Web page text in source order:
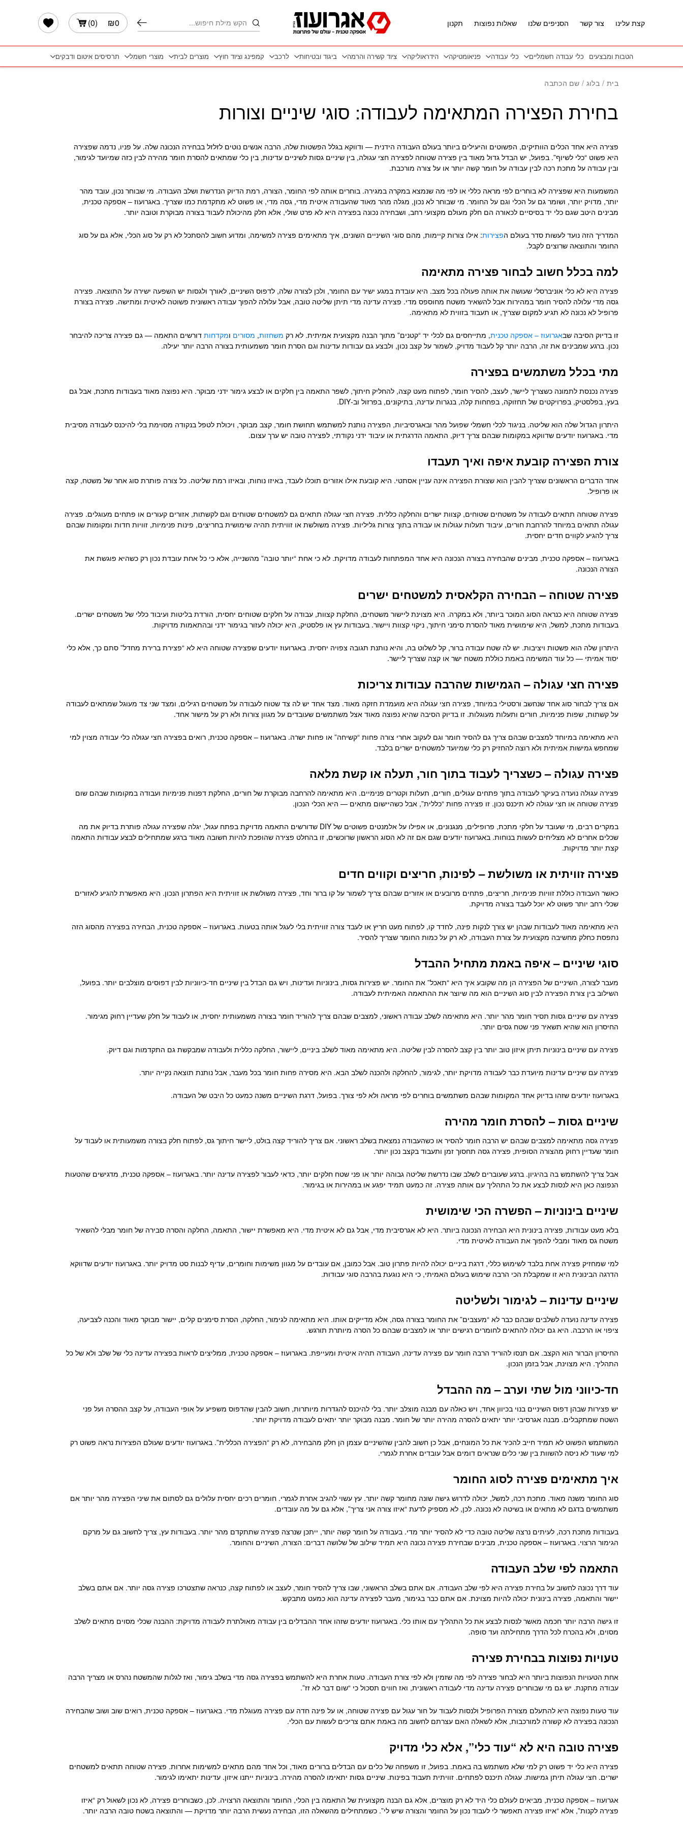
חיפוש
₪0
(
0
)
קצת עלינו
צור קשר הסניפים שלנו שאלות נפוצות תקנון
הטבות ומבצעים כלי עבודה חשמליים כלי עבודה פניאומטיקה הידראוליקה ציוד קשירה והרמה ביגוד ובטיחות לרכב קמפינג וציוד חוץ מוצרים לבית מוצרי חשמל תרסיסים איטום ודבקים
בית / בלוג / שם הכתבה
בחירת הפצירה המתאימה לעבודה: סוגי שיניים וצורות
פצירה היא אחד הכלים הוותיקים, הפשוטים והיעילים ביותר בעולם העבודה הידנית — ודווקא בגלל הפשטות שלה, הרבה אנשים נוטים לזלזל בבחירה הנכונה שלה. על פניו, נדמה שפצירה
היא פשוט “כלי לשיוף”. בפועל, יש הבדל גדול מאוד בין פצירה שטוחה לפצירה חצי עגולה, בין שיניים גסות לשיניים עדינות, בין כלי שמתאים להסרת חומר מהירה לבין כזה שמיועד לגימור,
ובין עבודה על מתכת רכה לבין עבודה על חומר קשה יותר או על צורה מורכבת.
המשמעות היא שפצירה לא בוחרים לפי מראה כללי או לפי מה שנמצא במקרה במגירה. בוחרים אותה לפי החומר, הצורה, רמת הדיוק הנדרשת ושלב העבודה. מי שבוחר נכון, עובד מהר
יותר, מדויק יותר, ושומר גם על הכלי וגם על החומר. מי שבוחר לא נכון, מגלה מהר מאוד שהעבודה איטית מדי, גסה מדי, או פשוט לא מתקדמת כמו שצריך. באגרועוז – אספקה טכנית,
מבינים היטב שגם כלי יד בסיסיים לכאורה הם חלק מעולם מקצועי רחב, ושבחירה נכונה בפצירה היא לא פרט שולי, אלא חלק מהיכולת לעבוד בצורה מבוקרת וטובה יותר.
המדריך הזה נועד לעשות סדר בעולם הפצירות: אילו צורות קיימות, מהם סוגי השיניים השונים, איך מתאימים פצירה למשימה, ומדוע חשוב להסתכל לא רק על סוג הכלי, אלא גם על סוג
החומר והתוצאה שרוצים לקבל.
למה בכלל חשוב לבחור פצירה מתאימה
פצירה היא לא כלי אוניברסלי שעושה את אותה פעולה בכל מצב. היא עובדת במגע ישיר עם החומר, ולכן לצורה שלה, לדפוס השיניים, לאורך ולגסות יש השפעה ישירה על התוצאה. פצירה
גסה מדי עלולה להסיר חומר במהירות אבל להשאיר משטח מחוספס מדי. פצירה עדינה מדי תיתן שליטה טובה, אבל עלולה להפוך עבודה ראשונית פשוטה לאיטית ומתישה. פצירה בצורת
פרופיל לא נכונה לא תגיע למקום שצריך, או תעבוד בזווית לא מתאימה.
זו בדיוק הסיבה שבאגרועוז – אספקה טכנית, מתייחסים גם לכלי יד “קטנים” מתוך הבנה מקצועית אמיתית. לא רק משחזות, מסורים ומקדחות דורשים התאמה — גם פצירה צריכה להיבחר
נכון. ברגע שמבינים את זה, הרבה יותר קל לעבוד מדויק, לשמור על קצב נכון, ולבצע גם עבודות עדינות וגם הסרת חומר משמעותית בצורה הרבה יותר יעילה.
מתי בכלל משתמשים בפצירה
פצירה נכנסת לתמונה כשצריך ליישר, לעצב, להסיר חומר, לפתוח מעט קצה, להחליק חיתוך, לשפר התאמה בין חלקים או לבצע גימור ידני מבוקר. היא נפוצה מאוד בעבודות מתכת, אבל גם
בעץ, בפלסטיק, בפרויקטים של תחזוקה, בפחחות קלה, בנגרות עדינה, בתיקונים, בפרזול וב-DIY.
היתרון הגדול שלה הוא שליטה. בניגוד לכלי חשמלי שפועל מהר ובאגרסיביות, הפצירה נותנת למשתמש תחושת חומר, קצב מבוקר, ויכולת לטפל בנקודה מסוימת בלי להיכנס לעבודה מסיבית
מדי. באגרועוז יודעים שדווקא במקומות שבהם צריך דיוק, התאמה הדרגתית או עיבוד ידני נקודתי, לפצירה טובה יש ערך עצום.
צורת הפצירה קובעת איפה ואיך תעבדו
אחד הדברים הראשונים שצריך להבין הוא שצורת הפצירה אינה עניין אסתטי. היא קובעת אילו אזורים תוכלו לעבד, באיזו נוחות, ובאיזו רמת שליטה. כל צורה פותרת סוג אחר של משטח, קצה
או פרופיל.
פצירה שטוחה תתאים לעבודה על משטחים שטוחים, קצוות ישרים והחלקה כללית. פצירה חצי עגולה תתאים גם למשטחים שטוחים וגם לקשתות, אזורים קעורים או פתחים מעוגלים. פצירה
עגולה תתאים במיוחד להרחבת חורים, עיבוד תעלות עגולות או עבודה בתוך צורות גליליות. פצירה משולשת או זוויתית תהיה שימושית בחריצים, פינות פנימיות, זוויות חדות ומקומות שבהם
צריך להגיע לקווים חדים יחסית.
באגרועוז – אספקה טכנית, מבינים שהבחירה בצורה הנכונה היא אחד המפתחות לעבודה מדויקת. לא כי אחת “יותר טובה” מהשנייה, אלא כי כל אחת עובדת נכון רק כשהיא פוגשת את
הצורה הנכונה.
פצירה שטוחה – הבחירה הקלאסית למשטחים ישרים
פצירה שטוחה היא כנראה הסוג המוכר ביותר, ולא במקרה. היא מצוינת ליישור משטחים, החלקת קצוות, עבודה על חלקים שטוחים יחסית, הורדת בליטות ועיבוד כללי של משטחים ישרים.
בעבודות מתכת, למשל, היא שימושית מאוד להסרת סימני חיתוך, ניקוי קצוות ויישור. בעבודות עץ או פלסטיק, היא יכולה לעזור בגימור ידני ובהתאמות מדויקות.
היתרון שלה הוא פשטות ויציבות. יש לה שטח עבודה ברור, קל לשלוט בה, והיא נותנת תגובה צפויה יחסית. באגרועוז יודעים שפצירה שטוחה היא לא “פצירת ברירת מחדל” סתם כך, אלא כלי
יסוד אמיתי — כל עוד המשימה באמת כוללת משטח ישר או קצה שצריך ליישר.
פצירה חצי עגולה – הגמישות שהרבה עבודות צריכות
אם צריך לבחור סוג אחד שנחשב ורסטילי במיוחד, פצירה חצי עגולה היא מועמדת חזקה מאוד. מצד אחד יש לה צד שטוח לעבודה על משטחים רגילים, ומצד שני צד מעוגל שמתאים לעבודה
על קשתות, שפות פנימיות, חורים ותעלות מעוגלות. זו בדיוק הסיבה שהיא נפוצה מאוד אצל משתמשים שעובדים על מגוון צורות ולא רק על מישור אחד.
היא מתאימה במיוחד למצבים שבהם צריך גם להסיר חומר וגם לעקוב אחרי צורה פחות “קשיחה” או פחות ישרה. באגרועוז – אספקה טכנית, רואים בפצירה חצי עגולה כלי עבודה מצוין למי
שמחפש גמישות אמיתית ולא רוצה להחזיק רק כלי שמיועד למשטחים ישרים בלבד.
פצירה עגולה – כשצריך לעבוד בתוך חור, תעלה או קשת מלאה
פצירה עגולה נועדה בעיקר לעבודה בתוך פתחים עגולים, חורים, תעלות וקטרים פנימיים. היא מתאימה להרחבה מבוקרת של חורים, החלקת דפנות פנימיות ועבודה במקומות שבהם שום
פצירה שטוחה או חצי עגולה לא תיכנס נכון. זו פצירה פחות “כללית”, אבל כשהיישום מתאים — היא הכלי הנכון.
במקרים רבים, מי שעובד על חלקי מתכת, פרופילים, מנגנונים, או אפילו על אלמנטים פשוטים של DIY שדורשים התאמה מדויקת בפתח עגול, יגלה שפצירה עגולה פותרת בדיוק את מה
שכלים אחרים לא מצליחים לעשות בנוחות. באגרועוז יודעים שגם אם זה לא הסוג הראשון שרוכשים, זו בהחלט פצירה שהופכת להיות חשובה מאוד ברגע שמתחילים לבצע עבודות התאמה
קצת יותר מדויקות.
פצירה זוויתית או משולשת – לפינות, חריצים וקווים חדים
כאשר העבודה כוללת זוויות פנימיות, חריצים, פתחים מרובעים או אזורים שבהם צריך לשמור על קו ברור וחד, פצירה משולשת או זוויתית היא הפתרון הנכון. היא מאפשרת להגיע לאזורים
שכלי רחב יותר פשוט לא יוכל לעבד בצורה מדויקת.
היא מתאימה מאוד לעבודות שבהן יש צורך לנקות פינה, לחדד קו, לפתוח מעט חריץ או לעבד צורה זוויתית בלי לעגל אותה בטעות. באגרועוז – אספקה טכנית, הבחירה בפצירה מהסוג הזה
נתפסת כחלק מחשיבה מקצועית על צורת העבודה, לא רק על כמות החומר שצריך להסיר.
סוגי שיניים – איפה באמת מתחיל ההבדל
מעבר לצורה, השיניים של הפצירה הן מה שקובע איך היא “תאכל” את החומר. יש פצירות גסות, בינוניות ועדינות, ויש גם הבדל בין שיניים חד-כיווניות לבין דפוסים מוצלבים יותר. בפועל,
השילוב בין צורת הפצירה לבין סוג השיניים הוא מה שיוצר את ההתאמה האמיתית לעבודה.
פצירה עם שיניים גסות תסיר חומר מהר יותר. היא מתאימה לשלב עבודה ראשוני, למצבים שבהם צריך להוריד חומר בצורה משמעותית יחסית, או לעבוד על חלק שעדיין רחוק מגימור.
החיסרון הוא שהיא תשאיר פני שטח גסים יותר.
פצירה עם שיניים בינוניות תיתן איזון טוב יותר בין קצב להסרה לבין שליטה. היא מתאימה מאוד לשלב ביניים, ליישור, החלקה כללית ולעבודה שמבקשת גם התקדמות וגם דיוק.
פצירה עם שיניים עדינות מיועדת כבר לעבודה מדויקת יותר, לגימור, להחלקה ולהכנה לשלב הבא. היא מסירה פחות חומר בכל מעבר, אבל נותנת תוצאה נקייה יותר.
באגרועוז יודעים שזהו בדיוק אחד המקומות שבהם משתמשים בוחרים לפי מראה ולא לפי צורך. בפועל, דרגת השיניים משנה כמעט כל היבט של העבודה.
שיניים גסות – להסרת חומר מהירה
פצירה גסה מתאימה למצבים שבהם יש הרבה חומר להסיר או כשהעבודה נמצאת בשלב ראשוני. אם צריך להוריד קצה בולט, ליישר חיתוך גס, לפתוח חלק בצורה משמעותית או לעבוד על
חומר שעדיין רחוק מהצורה הסופית, פצירה גסה תחסוך זמן ותעבוד בקצב נכון יותר.
אבל צריך להשתמש בה בהיגיון. ברגע שעוברים לשלב שבו נדרשת שליטה גבוהה יותר או פני שטח חלקים יותר, כדאי לעבור לפצירה עדינה יותר. באגרועוז – אספקה טכנית, מדגישים שהטעות
הנפוצה כאן היא לנסות לבצע את כל התהליך עם אותה פצירה. זה כמעט תמיד יפגע או במהירות או בגימור.
שיניים בינוניות – הפשרה הכי שימושית
בלא מעט עבודות, פצירה בינונית היא הבחירה הנכונה ביותר. היא לא אגרסיבית מדי, אבל גם לא איטית מדי. היא מאפשרת יישור, התאמה, החלקה והסרה סבירה של חומר מבלי להשאיר
משטח גס מאוד ומבלי להפוך את העבודה לאיטית מדי.
למי שמחזיק פצירה אחת בלבד לשימוש כללי, דרגת ביניים יכולה להיות פתרון טוב. אבל כמובן, אם עובדים על מגוון משימות וחומרים, עדיף לבנות סט מדויק יותר. באגרועוז יודעים שדווקא
הדרגה הבינונית היא זו שמקבלת הכי הרבה שימוש בעולם האמיתי, כי היא נוגעת בהרבה סוגי עבודות.
שיניים עדינות – לגימור ולשליטה
פצירה עדינה נועדה לשלבים שבהם כבר לא “מעצבים” את החומר בצורה גסה, אלא מדייקים אותו. היא מתאימה לגימור, החלקה, הסרת סימנים קלים, יישור מבוקר מאוד והכנה לצביעה,
ציפוי או הרכבה. היא גם יכולה להתאים לחומרים רגישים יותר או למצבים שבהם כל הסרה מיותרת תורגש.
החיסרון הברור הוא הקצב. אם תנסו להוריד הרבה חומר עם פצירה עדינה, העבודה תהיה איטית ומעייפת. באגרועוז – אספקה טכנית, ממליצים לראות בפצירה עדינה כלי של שלב ולא של כל
התהליך. היא מצוינת, אבל בזמן הנכון.
חד-כיווני מול שתי וערב – מה ההבדל
יש פצירות שבהן דפוס השיניים בנוי בכיוון אחד, ויש כאלה עם מבנה מוצלב יותר. בלי להיכנס להגדרות מיותרות, חשוב להבין שהדפוס משפיע על אופי העבודה, על קצב ההסרה ועל פני
השטח שמתקבלים. מבנה אגרסיבי יותר יתאים להסרה מהירה יותר של חומר. מבנה מבוקר יותר יתאים לעבודה מדויקת יותר.
המשתמש הפשוט לא תמיד חייב להכיר את כל המונחים, אבל כן חשוב להבין שהשיניים עצמן הן חלק מהבחירה, לא רק “הפצירה הכללית”. באגרועוז יודעים שעולם הפצירות נראה פשוט רק
למי שעוד לא ניסה להשוות בין שני כלים שנראים דומים אבל עובדים אחרת לגמרי.
איך מתאימים פצירה לסוג החומר
סוג החומר משנה מאוד. מתכת רכה, למשל, יכולה לדרוש גישה שונה מחומר קשה יותר. עץ עשוי להגיב אחרת לגמרי. חומרים רכים יחסית עלולים גם לסתום את שיני הפצירה מהר יותר אם
משתמשים בדגם לא מתאים או בשיטה לא נכונה. לכן, לא מספיק לדעת “איזו צורה אני צריך”, אלא גם על מה עובדים.
בעבודות מתכת רכה, לעיתים נרצה שליטה טובה כדי לא להסיר יותר מדי. בעבודה על חומר קשה יותר, ייתכן שנרצה פצירה שתתקדם מהר יותר. בעבודות עץ, צריך לחשוב גם על מרקם
הגימור הרצוי. באגרועוז – אספקה טכנית, מבינים שבחירת פצירה נכונה היא תמיד שילוב של שלושה דברים: הצורה, השיניים והחומר.
התאמה לפי שלב העבודה
עוד דרך נכונה לחשוב על בחירת פצירה היא לפי שלב העבודה. אם אתם בשלב הראשוני, שבו צריך להסיר חומר, לעצב או לפתוח קצה, כנראה שתצטרכו פצירה גסה יותר. אם אתם בשלב
יישור והתאמה, פצירה בינונית יכולה להיות מצוינת. אם אתם כבר בגימור, מעבר לפצירה עדינה הוא כמעט מתבקש.
זו גישה הרבה יותר חכמה מאשר לנסות לבצע את כל התהליך עם אותו כלי. באגרועוז יודעים שזהו אחד ההבדלים בין עבודה מאולתרת לעבודה מדויקת: ההבנה שכלי מסוים מתאים לשלב
מסוים, ולא בהכרח לכל הדרך מתחילתה ועד סופה.
טעויות נפוצות בבחירת פצירה
אחת הטעויות הנפוצות ביותר היא לבחור פצירה לפי מה שזמין ולא לפי צורת העבודה. טעות אחרת היא להשתמש בפצירה גסה מדי בשלב גימור, ואז לגלות שהמשטח נהרס או מצריך הרבה
עבודה מתקנת. יש גם מי שבוחרים פצירה עדינה מדי לעבודה ראשונית, ואז חווים תסכול כי “שום דבר לא זז”.
עוד טעות נפוצה היא להתעלם מצורת הפרופיל ולנסות לעבוד על חור עגול עם פצירה שטוחה, או על פינה חדה עם פצירה מעוגלת מדי. באגרועוז – אספקה טכנית, רואים שוב ושוב שהבחירה
הנכונה בפצירה לא קשורה למורכבות, אלא לשאלה האם עצרתם לחשוב מה באמת אתם צריכים לעשות עם הכלי.
פצירה טובה היא לא “עוד כלי”, אלא כלי מדויק
פצירה היא כלי יד פשוט רק למי שלא משתמש בה באמת. בפועל, זו משפחה של כלים עם הבדלים ברורים מאוד, וכל אחד מהם מתאים למשימות אחרות. פצירה שטוחה תתאים למשטחים
ישרים. חצי עגולה תיתן גמישות. עגולה תיכנס לפתחים. זוויתית תעבוד בפינות. שיניים גסות יתאימו להסרה מהירה. בינוניות ייתנו איזון. עדינות יתאימו לגימור.
אגרועוז – אספקה טכנית, מביאים לעולם כלי היד לא רק מוצרים, אלא גם הבנה מקצועית של התאמה בין הכלי, החומר והתוצאה הרצויה. לכן, כשבוחרים פצירה, לא נכון לשאול רק “איזו
פצירה לקנות”, אלא “איזו פצירה תאפשר לי לעבוד נכון על החומר והצורה שיש לי”. כשמתחילים מהשאלה הזו, הבחירה נעשית הרבה יותר מדויקת — והתוצאה בשטח טובה הרבה יותר.